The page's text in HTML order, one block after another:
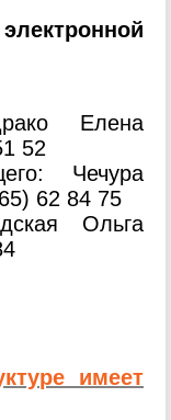
Елена
52
Чечура
62 84 75
Ольга
имеет